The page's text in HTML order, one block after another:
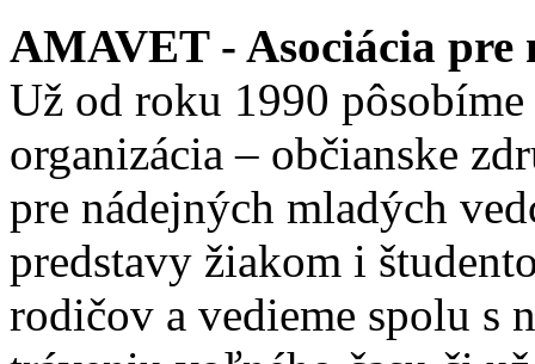
AMAVET - Asociácia pre
Už od roku 1990
organizácia – občianske
pre nádejných mladých
predstavy žiakom i
rodičov a vedieme spolu s